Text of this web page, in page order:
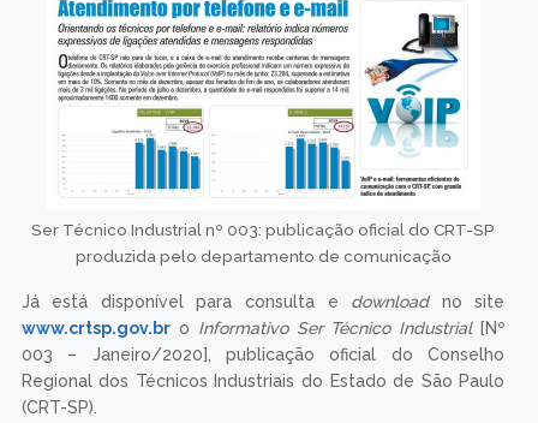
Ser Técnico Industrial nº 003: publicação oficial do CRT-SP
produzida pelo departamento de comunicação
Já está disponível para consulta e downloadno site
www.crtsp.gov.bro Informativo Ser Técnico Industrial[Nº
003 – Janeiro/2020], publicação oficial do Conselho
Regional dos Técnicos Industriais do Estado de São Paulo
(CRT-SP).